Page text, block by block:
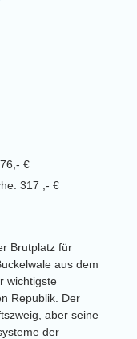
€
317 ,- €
Brutplatz für
aus dem
wichtigste
Republik. Der
aber seine
der